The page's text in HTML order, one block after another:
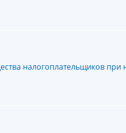
налогоплательщиков при